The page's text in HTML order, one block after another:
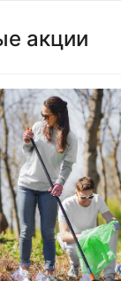
акции